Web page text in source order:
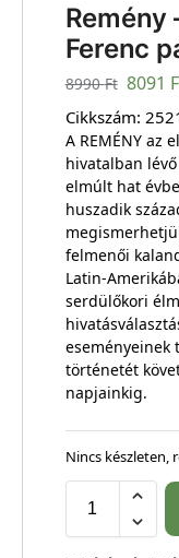
Remény
Ferenc
8990Ft 8091
Cikkszám:
A REMÉNY az
hivatalban
elmúlt hat
huszadik
felmenői
Latin-
serdülőkori
eseményeinek
történetét
napjainkig.
Nincs készleten,